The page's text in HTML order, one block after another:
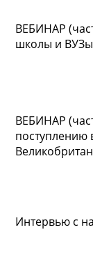
ВЕБИНАР
школы и
ВЕБИНАР
поступлению
Интервью с